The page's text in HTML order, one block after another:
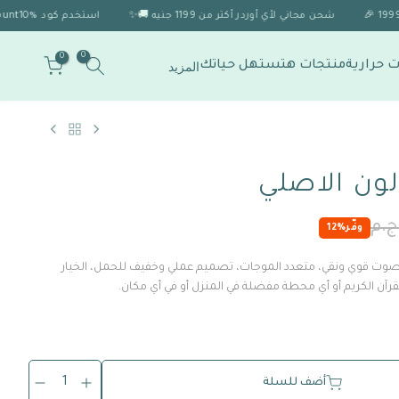
استخدم كود Discount10% 🎁 للحصول على خصم 10% لو الاوردر اكتر من 1999 🎉 شحن مجاني لأي أوردر أكتر من 1199 جنيه 🚚✨
حراريةمنتجات هتستهل حياتكالمزيد
0
0
الاصلي
وفّر12%
صوت قوي ونقي، متعدد الموجات، تصميم عملي وخفيف للحمل، الخيار
الكريم أو أي محطة مفضلة في المنزل أو في أي مكان.
أضف للسلة 1